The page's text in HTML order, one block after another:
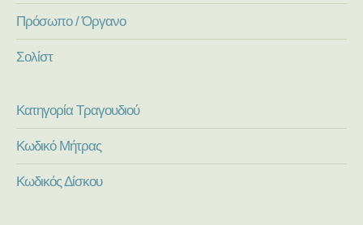
Πρόσωπο / Όργανο
Σολίστ
Κατηγορία Τραγουδιού
Κωδικό Μήτρας
Κωδικός Δίσκου